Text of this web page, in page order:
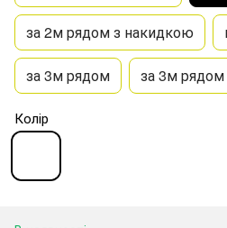
за 2м рядом з накидкою
за 3м рядом за 3м
Колір